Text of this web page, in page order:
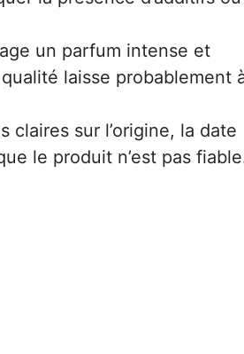
un parfum intense et
laisse probablement
claires sur l’origine, la date
le produit n’est pas